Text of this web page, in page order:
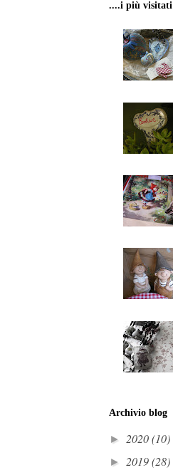
....i più visitati
Archivio blog
► 2020(10)
► 2019(28)